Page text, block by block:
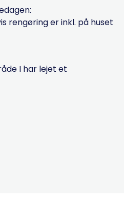
rengøring er inkl. på huset
I har lejet et